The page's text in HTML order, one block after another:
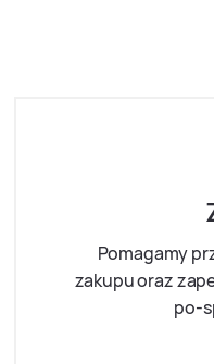
Pomagamy
zakupu oraz
po-